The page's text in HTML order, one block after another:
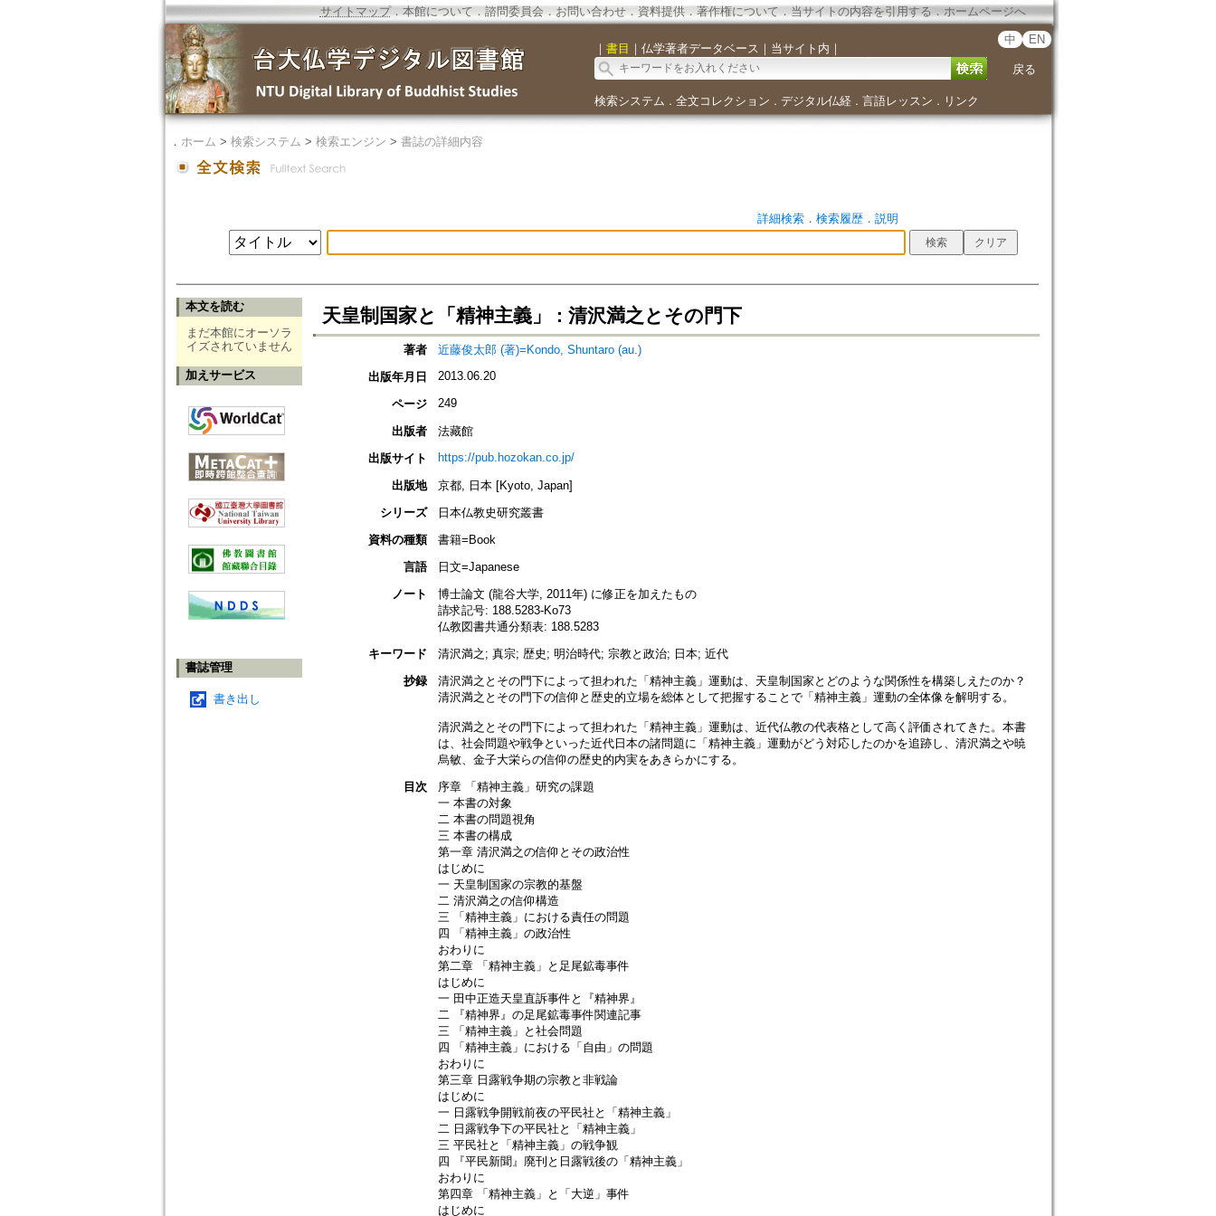
サイトマップ．本館について ． 諮問委員会． お問い合わせ． 資料提供． 著作権について．当サイトの内容を引用する ． ホームページへ
｜ 書目 ｜ 仏学著者データベース ｜ 当サイト内 ｜
中 EN
戻る
検索システム ． 全文コレクション ． デジタル仏経． 言語レッスン ． リンク
． ホーム > 検索システム > 検索エンジン > 書誌の詳細内容
詳細検索． 検索履歴． 説明
本文を読む
まだ本館にオーソラ
イズされていません
加えサービス
書誌管理
書き出し
天皇制国家と「精神主義」 : 清沢満之とその門下
著者
近藤俊太郎 (著)=Kondo, Shuntaro (au.)
出版年月日
2013.06.20
ページ 249
出版者
法藏館
出版サイト
https://pub.hozokan.co.jp/
出版地
京都, 日本 [Kyoto, Japan]
シリーズ
日本仏教史研究叢書
資料の種類
書籍=Book
言語
日文=Japanese
ノート
博士論文 (龍谷大学, 2011年) に修正を加えたもの
請求記号: 188.5283-Ko73
仏教図書共通分類表: 188.5283
キーワード
清沢満之; 真宗; 歴史; 明治時代; 宗教と政治; 日本; 近代
抄録
清沢満之とその門下によって担われた「精神主義」運動は、天皇制国家とどのような関係性を構築しえたのか？
清沢満之とその門下の信仰と歴史的立場を総体として把握することで「精神主義」運動の全体像を解明する。
清沢満之とその門下によって担われた「精神主義」運動は、近代仏教の代表格として高く評価されてきた。本書
は、社会問題や戦争といった近代日本の諸問題に「精神主義」運動がどう対応したのかを追跡し、清沢満之や暁
烏敏、金子大栄らの信仰の歴史的内実をあきらかにする。
目次
序章 「精神主義」研究の課題
一 本書の対象
二 本書の問題視角
三 本書の構成
第一章 清沢満之の信仰とその政治性
はじめに
一 天皇制国家の宗教的基盤
二 清沢満之の信仰構造
三 「精神主義」における責任の問題
四 「精神主義」の政治性
おわりに
第二章 「精神主義」と足尾鉱毒事件
はじめに
一 田中正造天皇直訴事件と『精神界』
二 『精神界』の足尾鉱毒事件関連記事
三 「精神主義」と社会問題
四 「精神主義」における「自由」の問題
おわりに
第三章 日露戦争期の宗教と非戦論
はじめに
一 日露戦争開戦前夜の平民社と「精神主義」
二 日露戦争下の平民社と「精神主義」
三 平民社と「精神主義」の戦争観
四 『平民新聞』廃刊と日露戦後の「精神主義」
おわりに
第四章 「精神主義」と「大逆」事件
はじめに